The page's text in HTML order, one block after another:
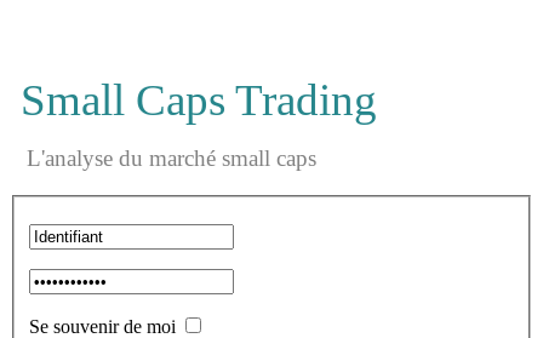
Small Caps Trading
L'analyse du marché small caps
Se souvenir de moi